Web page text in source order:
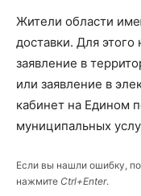
Жители области
доставки. Для
заявление в
или заявление в
кабинет на Едином
муниципальных
Если вы нашли ошибку,
нажмите Ctrl+Enter.